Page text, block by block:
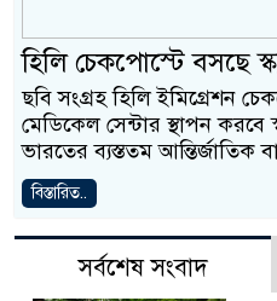
হিলি চেকপোস্টে বসছে
ছবি সংগ্রহ হিলি ইমিগ্রেশন
মেডিকেল সেন্টার স্থাপন করবে
ভারতের ব্যস্ততম আন্তির্জাতিক
বিস্তারিত..
সর্বশেষ সংবাদ